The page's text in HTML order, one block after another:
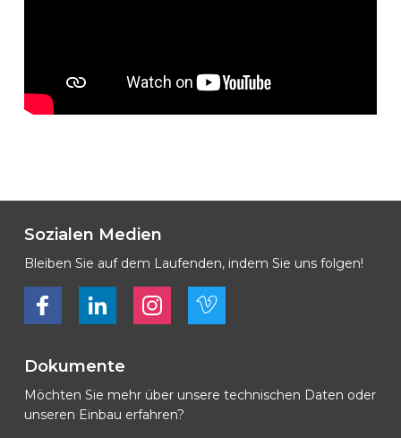
Sozialen Medien
Bleiben Sie auf dem Laufenden, indem Sie uns folgen!
Bekijk ons op FacebookBekijk ons op LinkedInBekijk ons op LinkedInBekijk ons op Vimeo
Dokumente
Möchten Sie mehr über unsere technischen Daten oder
unseren Einbau erfahren?